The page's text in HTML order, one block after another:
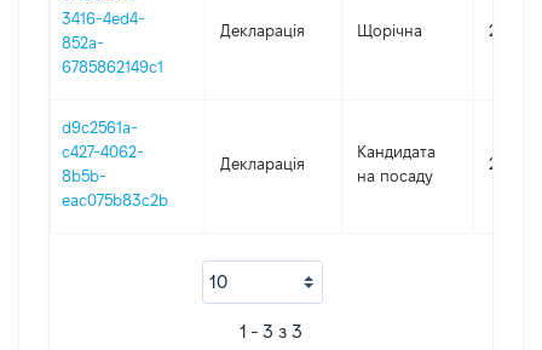
3416-4ed4-
852a-
6785862149c1
Декларація Щорічна 2023
d9c2561a-
c427-4062-
8b5b-
eac075b83c2b
Декларація
Кандидата
на посаду
2022
1 - 3 з 3